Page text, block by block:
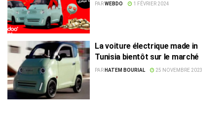
PARWEBDO 1 FÉVRIER 2024
La voiture électrique made in
Tunisia bientôt sur le marché
PAR HATEM BOURIAL 25 NOVEMBRE 2023